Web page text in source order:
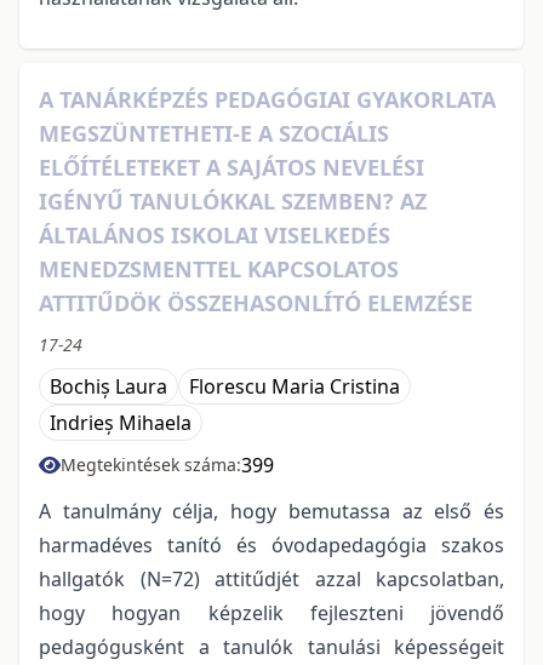
A TANÁRKÉPZÉS PEDAGÓGIAI GYAKORLATA
MEGSZÜNTETHETI-E A SZOCIÁLIS
ELŐÍTÉLETEKET A SAJÁTOS NEVELÉSI
IGÉNYŰ TANULÓKKAL SZEMBEN? AZ
ÁLTALÁNOS ISKOLAI VISELKEDÉS
MENEDZSMENTTEL KAPCSOLATOS
ATTITŰDÖK ÖSSZEHASONLÍTÓ ELEMZÉSE
17-24
Bochiș Laura
Florescu Maria Cristina
Indrieș Mihaela
Megtekintések száma:399
A tanulmány célja, hogy bemutassa az első és
harmadéves tanító és óvodapedagógia szakos
hallgatók (N=72) attitűdjét azzal kapcsolatban,
hogy hogyan képzelik fejleszteni jövendő
pedagógusként a tanulók tanulási képességeit